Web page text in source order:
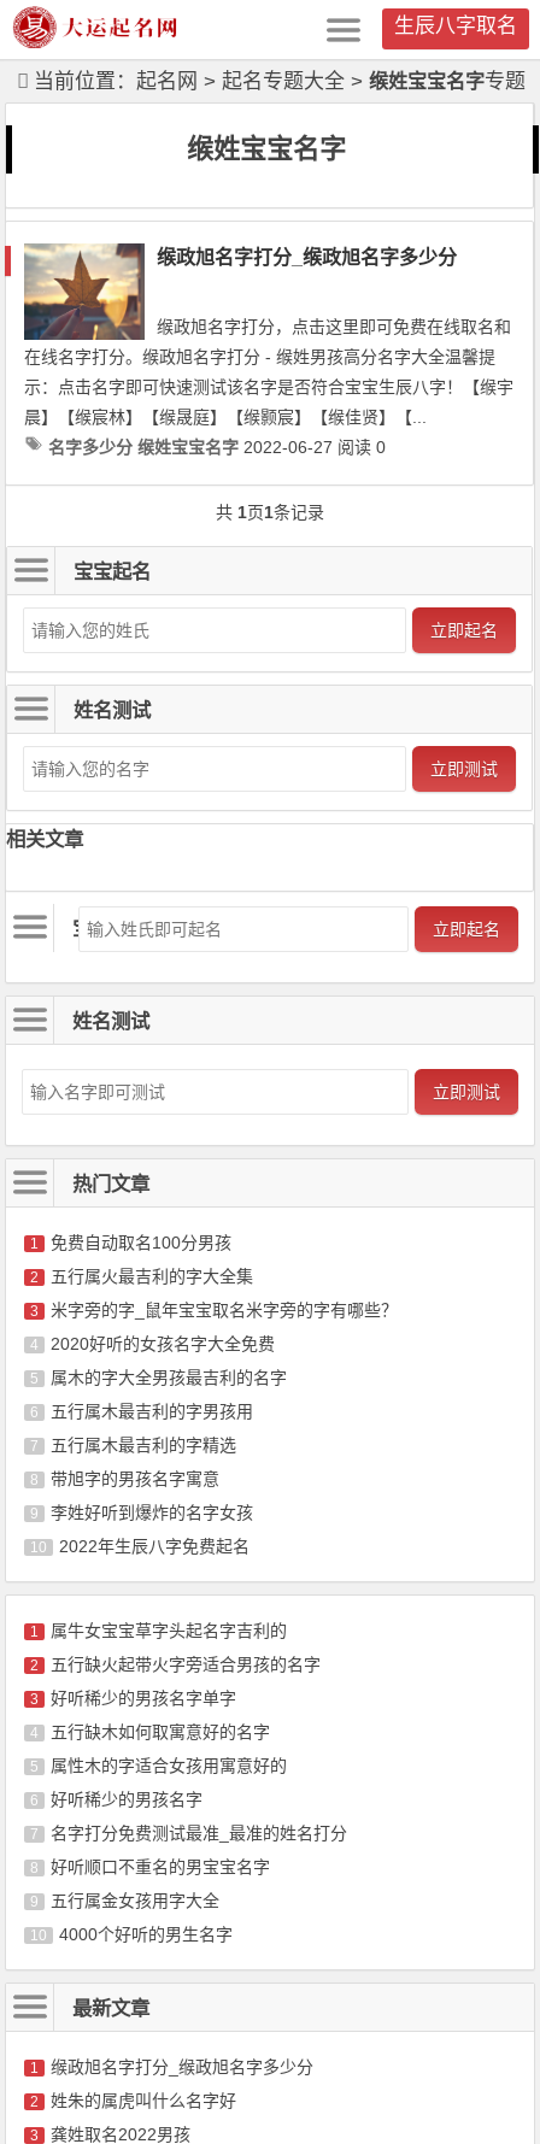
生辰八字取名
当前位置：起名网 >起名专题大全 >缑姓宝宝名字专题
缑姓宝宝名字
缑政旭名字打分_缑政旭名字多少分
缑政旭名字打分，点击这里即可免费在线取名和
在线名字打分。缑政旭名字打分 - 缑姓男孩高分名字大全温馨提
示：点击名字即可快速测试该名字是否符合宝宝生辰八字！【缑宇
晨】【缑宸林】【缑晟庭】【缑颢宸】【缑佳贤】【...
名字多少分 缑姓宝宝名字 2022-06-27 阅读 0
共 1页1条记录
宝宝起名
立即起名
姓名测试
立即测试
相关文章
宝宝起名 立即起名
姓名测试
立即测试
热门文章
1 免费自动取名100分男孩
2 五行属火最吉利的字大全集
3 米字旁的字_鼠年宝宝取名米字旁的字有哪些？
4 2020好听的女孩名字大全免费
5 属木的字大全男孩最吉利的名字
6 五行属木最吉利的字男孩用
7 五行属木最吉利的字精选
8 带旭字的男孩名字寓意
9 李姓好听到爆炸的名字女孩
10 2022年生辰八字免费起名
1 属牛女宝宝草字头起名字吉利的
2 五行缺火起带火字旁适合男孩的名字
3 好听稀少的男孩名字单字
4 五行缺木如何取寓意好的名字
5 属性木的字适合女孩用寓意好的
6 好听稀少的男孩名字
7 名字打分免费测试最准_最准的姓名打分
8 好听顺口不重名的男宝宝名字
9 五行属金女孩用字大全
10 4000个好听的男生名字
最新文章
1 缑政旭名字打分_缑政旭名字多少分
2 姓朱的属虎叫什么名字好
3 龚姓取名2022男孩